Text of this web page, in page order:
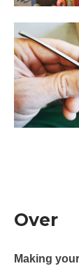
Over
Making